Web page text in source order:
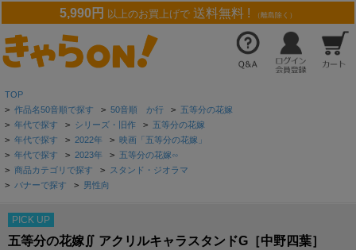
5,990円 以上のお買上げで 送料無料 ! （離島除く）
TOP
> 作品名50音順で探す > 50音順 か行 > 五等分の花嫁
> 年代で探す > シリーズ・旧作 > 五等分の花嫁
> 年代で探す > 2022年 > 映画「五等分の花嫁」
> 年代で探す > 2023年 > 五等分の花嫁∽
> 商品カテゴリで探す > スタンド・ジオラマ
> バナーで探す > 男性向
PICK UP
五等分の花嫁∬ アクリルキャラスタンドG［中野四葉］